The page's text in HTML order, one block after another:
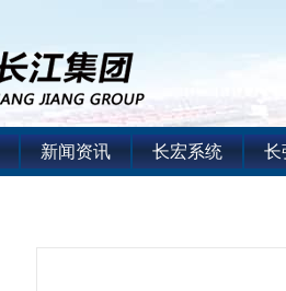
新闻资讯 长宏系统 长